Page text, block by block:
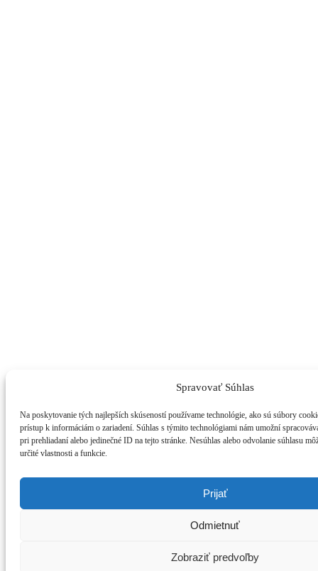
Spravovať Súhlas
Na poskytovanie tých najlepších skúseností používame technológie, ako sú súbory
prístup k informáciám o zariadení. Súhlas s týmito technológiami nám umožní
pri prehliadaní alebo jedinečné ID na tejto stránke. Nesúhlas alebo odvolanie súhlasu
určité vlastnosti a funkcie.
Prijať
Odmietnuť
Zobraziť predvoľby